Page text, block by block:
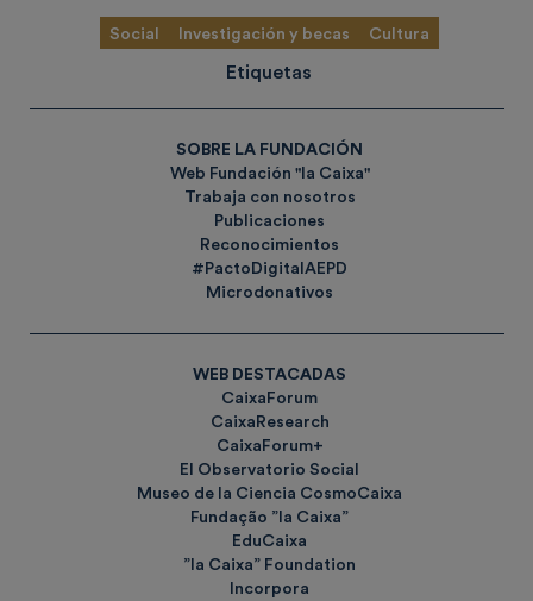
Social Investigación y becas Cultura
Etiquetas
SOBRE LA FUNDACIÓN
Web Fundación "la Caixa"
Trabaja con nosotros
Publicaciones
Reconocimientos
#PactoDigitalAEPD
Microdonativos
WEB DESTACADAS
CaixaForum
CaixaResearch
CaixaForum+
El Observatorio Social
Museo de la Ciencia CosmoCaixa
Fundação ”la Caixa”
EduCaixa
”la Caixa” Foundation
Incorpora